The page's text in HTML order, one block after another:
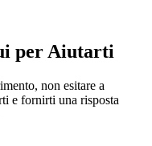
per Aiutarti
non esitare a
e fornirti una risposta